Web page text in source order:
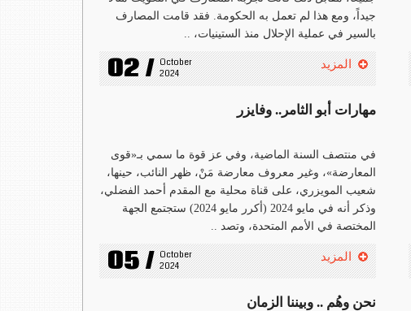
جيداً، ومع هذا لم تعمل به الحكومة. فقد قامت المصارف
بالسير في عملية الإحلال منذ الستينيات، ..
02 / October
2024
المزيد
مهارات أبو الثامر.. وفايزر
في منتصف السنة الماضية، وفي عز قوة ما سمي بـ«قوى
المعارضة»، وغير معروف معارضة مَنْ، ظهر النائب، حينها،
شعيب المويزري، على قناة محلية مع المقدم أحمد الفضلي،
وذكر أنه في مايو 2024 (أكرر مايو 2024) ستجتمع الجهة
المختصة في الأمم المتحدة، وتصد ..
05 / October
2024
المزيد
نحن وهُم .. وبيننا الزمان